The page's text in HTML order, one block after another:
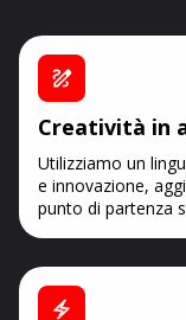
Creatività in
Utilizziamo un
e innovazione,
punto di partenza